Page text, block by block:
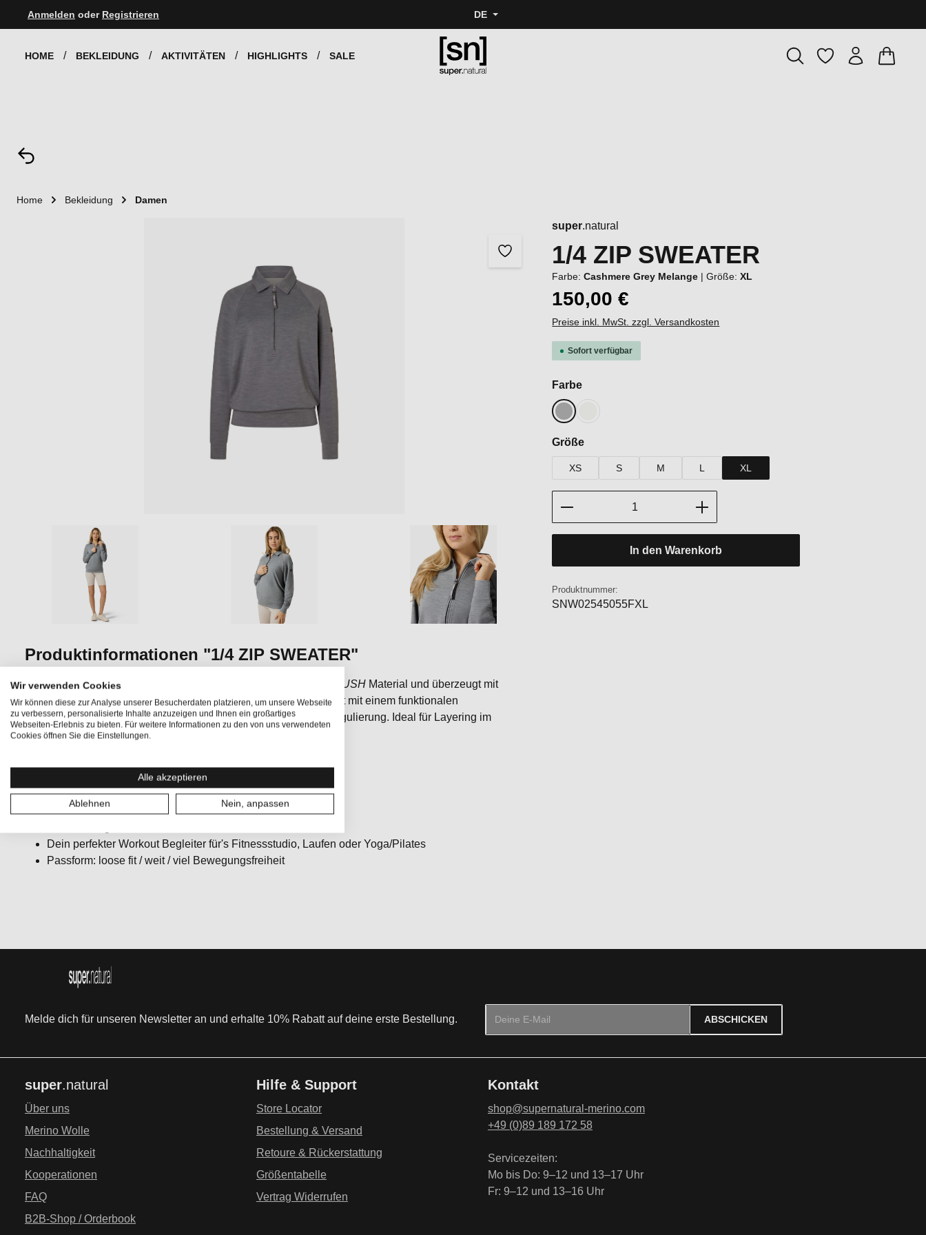
Hauptnavigation springen
Anmelden oder Registrieren DE
HOME BEKLEIDUNG AKTIVITÄTEN HIGHLIGHTS SALE Du hast 0
Home Bekleidung Damen
super.natural
1/4 ZIP SWEATER
Farbe:Cashmere Grey Melange | Größe:XL
150,00 €
Preise inkl. MwSt. zzgl. Versandkosten
Sofort verfügbar
Farbeauswählen
Cashmere Grey Melange
Größeauswählen
XS S M L XL
Produkt Anzahl: Gib den gewünschten Wert ein
In den Warenkorb
Produktnummer:
SNW02545055FXL
Produktinformationen "1/4 ZIP SWEATER"
Der1/4 ZIP SWEATER WOOL SUPER BRUSH Material und überzeugt mit
einem sportlich-modernen Design. Der lockere Schnitt, kombiniert mit einem funktionalen
Reißverschluss am Kragen, sorgt für angenehme Temperaturregulierung. Ideal für Layering im
Winter, unterwegs in den Bergen oder für lässige Looks im Alltag.
WOOL SUPER BRUSH für extra weichen Tragekomfort
Weiches, waschmaschinenfestes Merino Sweatshirt
1/4 Reißverschluss für gezielte Temperatur Regulierung
Dein perfekter Workout Begleiter für's Fitnessstudio, Laufen oder Yoga/Pilates
Passform: loose fit / weit / viel Bewegungsfreiheit
Melde dich für unseren Newsletter an und erhalte 10% Rabatt auf deine erste Bestellung. ABSCHICKEN
genommen und die
einverstanden.*
Die mit einem Stern (*) markierten Felder sind Pflichtfelder.
super.natural
Über uns
Merino Wolle
Nachhaltigkeit
Kooperationen
FAQ
B2B-Shop / Orderbook
Hilfe & Support
Store Locator
Bestellung & Versand
Retoure & Rückerstattung
Größentabelle
Vertrag Widerrufen
Kontakt
shop@supernatural-merino.com
+49 (0)89 189 172 58
Servicezeiten:
Mo bis Do: 9–12 und 13–17 Uhr
Fr: 9–12 und 13–16 Uhr
Wir verwenden Cookies
Wir können diese zur Analyse unserer Besucherdaten platzieren, um unsere Webseite
zu verbessern, personalisierte Inhalte anzuzeigen und Ihnen ein großartiges
Webseiten-Erlebnis zu bieten. Für weitere Informationen zu den von uns verwendeten
Cookies öffnen Sie die Einstellungen.
Alle akzeptieren
Ablehnen Nein, anpassen